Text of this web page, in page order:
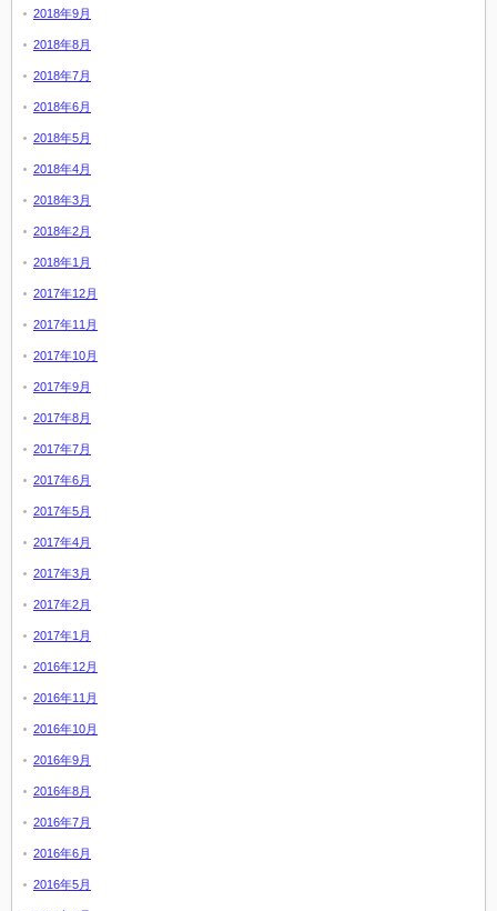
2018年9月
2018年8月
2018年7月
2018年6月
2018年5月
2018年4月
2018年3月
2018年2月
2018年1月
2017年12月
2017年11月
2017年10月
2017年9月
2017年8月
2017年7月
2017年6月
2017年5月
2017年4月
2017年3月
2017年2月
2017年1月
2016年12月
2016年11月
2016年10月
2016年9月
2016年8月
2016年7月
2016年6月
2016年5月